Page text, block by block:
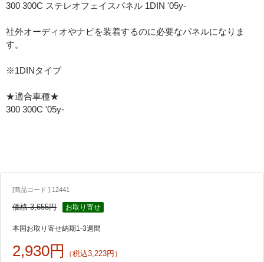
300 300C ステレオフェイスパネル 1DIN '05y-
社外オーディオやナビを装着するのに必要なパネルになりま
す。
※1DINタイプ
★適合車種★
300 300C '05y-
[商品コード ] 12441
価格 3,655円 お取り寄せ
本国お取り寄せ納期1-3週間
2,930円 （税込3,223円）